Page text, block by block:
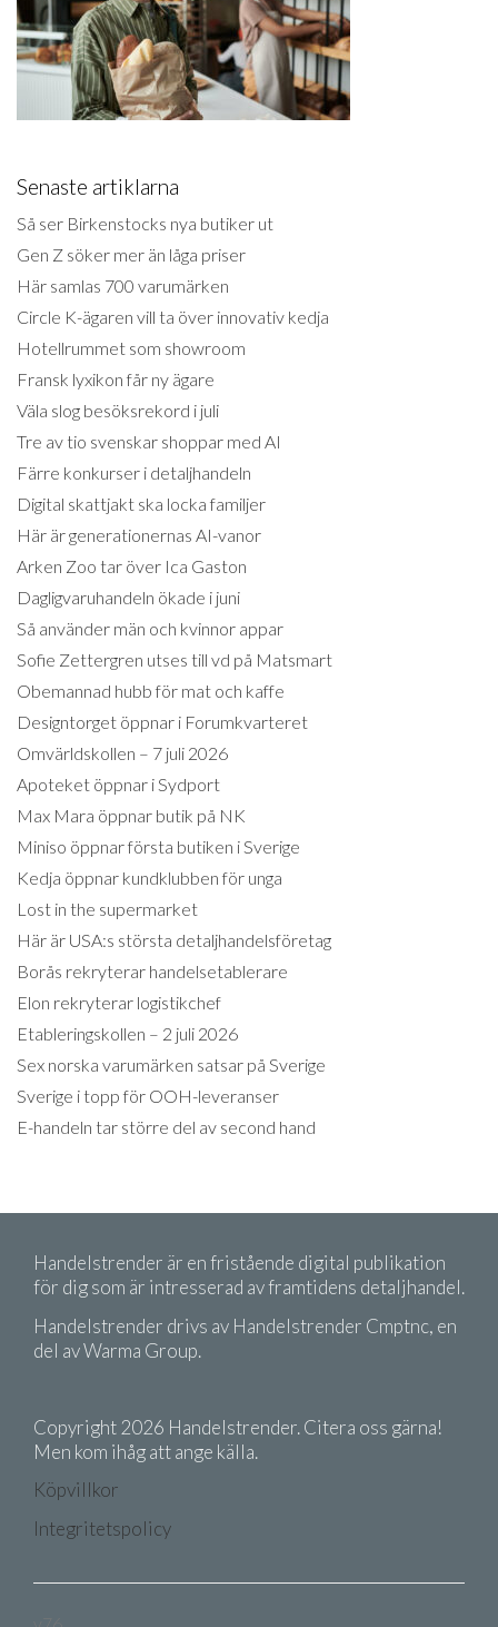
Senaste artiklarna
Så ser Birkenstocks nya butiker ut
Gen Z söker mer än låga priser
Här samlas 700 varumärken
Circle K-ägaren vill ta över innovativ kedja
Hotellrummet som showroom
Fransk lyxikon får ny ägare
Väla slog besöksrekord i juli
Tre av tio svenskar shoppar med AI
Färre konkurser i detaljhandeln
Digital skattjakt ska locka familjer
Här är generationernas AI-vanor
Arken Zoo tar över Ica Gaston
Dagligvaruhandeln ökade i juni
Så använder män och kvinnor appar
Sofie Zettergren utses till vd på Matsmart
Obemannad hubb för mat och kaffe
Designtorget öppnar i Forumkvarteret
Omvärldskollen – 7 juli 2026
Apoteket öppnar i Sydport
Max Mara öppnar butik på NK
Miniso öppnar första butiken i Sverige
Kedja öppnar kundklubben för unga
Lost in the supermarket
Här är USA:s största detaljhandelsföretag
Borås rekryterar handelsetablerare
Elon rekryterar logistikchef
Etableringskollen – 2 juli 2026
Sex norska varumärken satsar på Sverige
Sverige i topp för OOH-leveranser
E-handeln tar större del av second hand
Handelstrender är en fristående digital publikation
för dig som är intresserad av framtidens detaljhandel.
Handelstrender drivs av Handelstrender Cmptnc, en
del av Warma Group.
Copyright 2026 Handelstrender. Citera oss gärna!
Men kom ihåg att ange källa.
Köpvillkor
Integritetspolicy